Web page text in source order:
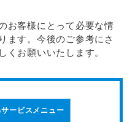
お客様にとって必要な情
ます。今後のご参考にさ
くお願いいたします。
ービスメニュー